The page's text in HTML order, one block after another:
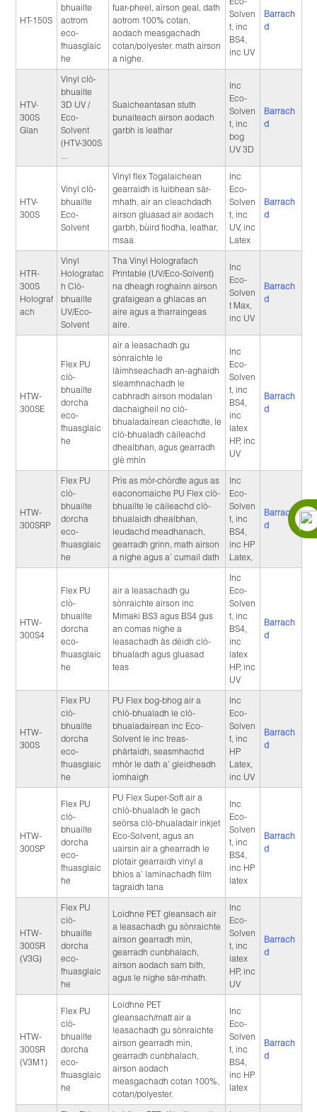
HT-150S
bhuailte
aotrom
eco-
fhuasglaic
he
fuar-pheel, airson geal, dath
aotrom 100% cotan,
aodach measgachadh
cotan/polyester. math airson
a nighe.
Solven
t, inc
BS4,
inc UV
Barrach
d
HTV-
300S
Glan
Vinyl clò-
bhuailte
3D UV /
Eco-
Solvent
(HTV-300S
...
Suaicheantasan stuth
bunaiteach airson aodach
garbh is leathar
Inc
Eco-
Solven
t, inc
bog
UV 3D
Barrach
d
HTV-
300S
Vinyl clò-
bhuailte
Eco-
Solvent
Vinyl flex Togalaichean
gearraidh is luibhean sàr-
mhath, air an cleachdadh
airson gluasad air aodach
garbh, bùird fiodha, leathar,
msaa.
Inc
Eco-
Solven
t, inc
UV, inc
Latex
Barrach
d
HTR-
300S
Holograf
ach
Vinyl
Holografac
h Clò-
bhuailte
UV/Eco-
Solvent
Tha Vinyl Holografach
Printable (UV/Eco-Solvent)
na dheagh roghainn airson
grafaigean a ghlacas an
aire agus a tharraingeas
aire.
Inc
Eco-
Solven
t Max,
inc UV
Barrach
d
HTW-
300SE
Flex PU
clò-
bhuailte
dorcha
eco-
fhuasglaic
he
air a leasachadh gu
sònraichte le
làimhseachadh an-aghaidh
sleamhnachadh le
cabhradh airson modalan
dachaigheil no clò-
bhualadairean cleachdte, le
clò-bhualadh càileachd
dhealbhan, agus gearradh
glè mhìn
Inc
Eco-
Solven
t, inc
BS4,
inc
latex
HP, inc
UV
Barrach
d
HTW-
300SRP
Flex PU
clò-
bhuailte
dorcha
eco-
fhuasglaic
he
Prìs as mòr-chòrdte agus as
eaconomaiche PU Flex clò-
bhuailte le càileachd clò-
bhualaidh dhealbhan,
leudachd meadhanach,
gearradh grinn, math airson
a nighe agus a’ cumail dath
Inc
Eco-
Solven
t, inc
BS4,
inc HP
Latex,
Barrach
d
HTW-
300S4
Flex PU
clò-
bhuailte
dorcha
eco-
fhuasglaic
he
air a leasachadh gu
sònraichte airson inc
Mimaki BS3 agus BS4 gus
an comas nighe a
leasachadh às dèidh clò-
bhualadh agus gluasad
teas
Inc
Eco-
Solven
t, inc
BS4,
inc
latex
HP, inc
UV
Barrach
d
HTW-
300S
Flex PU
clò-
bhuailte
dorcha
eco-
fhuasglaic
he
PU Flex bog-bhog air a
chlò-bhualadh le clò-
bhualadairean inc Eco-
Solvent le inc treas-
phàrtaidh, seasmhachd
mhòr le dath a’ gleidheadh ​​​​​​
ìomhaigh
Inc
Eco-
Solven
t, inc
HP
Latex,
inc UV
Barrach
d
HTW-
300SP
Flex PU
clò-
bhuailte
dorcha
eco-
fhuasglaic
he
PU Flex Super-Soft air a
chlò-bhualadh le gach
seòrsa clò-bhualadair inkjet
Eco-Solvent, agus an
uairsin air a ghearradh le
plotair gearraidh vinyl a
bhios a’ laminachadh film
tagraidh tana
Inc
Eco-
Solven
t, inc
BS4,
inc HP
latex
Barrach
d
HTW-
300SR
(V3G)
Flex PU
clò-
bhuailte
dorcha
eco-
fhuasglaic
he
Loidhne PET gleansach air
a leasachadh gu sònraichte
airson gearradh mìn,
gearradh cunbhalach,
airson aodach sam bith,
agus le nighe sàr-mhath.
Inc
Eco-
Solven
t, inc
latex
HP, inc
UV
Barrach
d
HTW-
300SR
(V3M1)
Flex PU
clò-
bhuailte
dorcha
eco-
fhuasglaic
he
Loidhne PET
gleansach/matt air a
leasachadh gu sònraichte
airson gearradh mìn,
gearradh cunbhalach,
airson aodach
measgachadh cotan 100%,
cotan/polyester.
Inc
Eco-
Solven
t, inc
BS4,
inc HP
latex
Barrach
d